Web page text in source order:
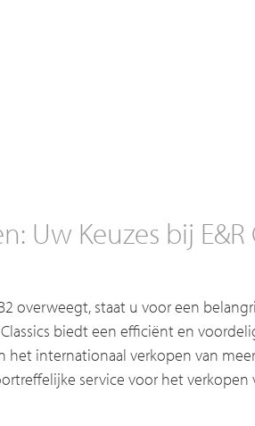
Uw Keuzes bij E&R
overweegt, staat u voor een
biedt een efficiënt en
internationaal verkopen van
service voor het verkopen